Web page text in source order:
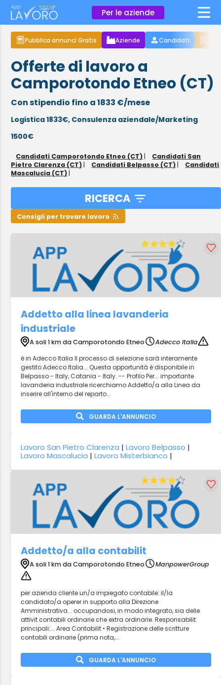
Per le aziende ×
Pubblica annunci Gratis Aziende Candidati
Offerte di lavoro a
Camporotondo Etneo (CT)
Con stipendio fino a 1833 €/mese
Logistica 1833€, Consulenza aziendale/Marketing
1500€
Candidati Camporotondo Etneo (CT) |
Candidati San
Pietro Clarenza (CT) | Candidati Belpasso (CT) |
Candidati
Mascalucia (CT) |
RICERCA
Consigli per trovare lavoro
Addetto alla linea lavanderia
industriale
A soli 1 km da Camporotondo Etneo
Adecco Italia
è in Adecco Italia Il processo di selezione sarà interamente
gestito Adecco Italia... Questa opportunità è disponibile in
Belpasso - Italy, Catania - Italy. -- Profilo Per... importante
lavanderia industriale ricerchiamo Addetto/a alla Linea da
inserire all'interno del reparto...
GUARDA L'ANNUNCIO
Lavoro San Pietro Clarenza |Lavoro Belpasso |
Lavoro Mascalucia |Lavoro Misterbianco |
Addetto/a alla contabilit
A soli 1 km da Camporotondo Etneo ManpowerGroup
per azienda cliente un/a impiegato contabile: il/la
candidato/a operer in supporto alla Direzione
Amministrativa... occupandosi, in modo integrato, sia delle
attivit contabili ordinarie che extra ordinarie. Responsabilit
principali:... Area Contabilit • Registrazione delle scritture
contabili ordinarie (prima nota,...
GUARDA L'ANNUNCIO